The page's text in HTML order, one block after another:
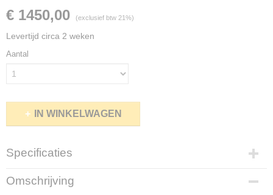
€ 1450,00 (exclusief btw 21%)
Levertijd circa 2 weken
Aantal
IN WINKELWAGEN
Specificaties
Netto gewicht
156,00 Kg
Omschrijving